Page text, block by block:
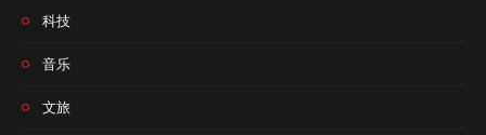
科技
音乐
文旅